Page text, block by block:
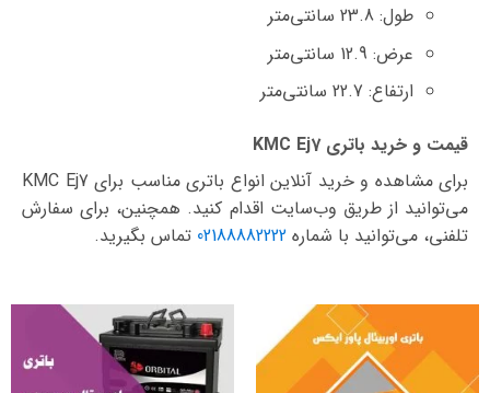
طول: 23.8 سانتی‌متر
عرض: 12.9 سانتی‌متر
ارتفاع: 22.7 سانتی‌متر
قیمت و خرید باتری KMC Ej7
برای مشاهده و خرید آنلاین انواع باتری مناسب برای KMC Ej7
می‌توانید از طریق وب‌سایت اقدام کنید. همچنین، برای سفارش
تلفنی، می‌توانید با شماره 02188882222 تماس بگیرید.